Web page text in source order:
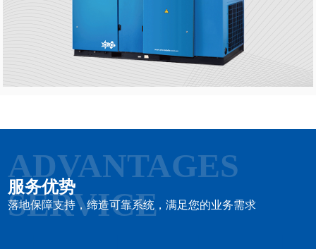
ADVANTAGES
SERVICE
服务优势
落地保障支持，缔造可靠系统，满足您的业务需求